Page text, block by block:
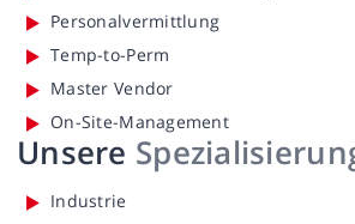
Personalvermittlung
Temp-to-Perm
Master Vendor
On-Site-Management
Unsere
Industrie